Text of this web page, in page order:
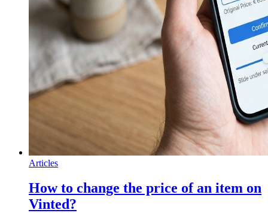
Articles
How to change the price of an item on
Vinted?